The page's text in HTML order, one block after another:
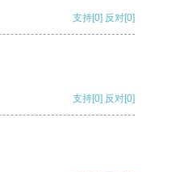
支持[0] 反对[0]
支持[0] 反对[0]